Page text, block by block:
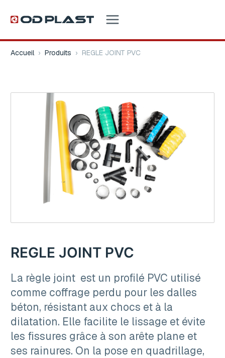
Accueil › Produits › REGLE JOINT PVC
REGLE JOINT PVC
La règle joint est un profilé PVC utilisé
comme coffrage perdu pour les dalles
béton, résistant aux chocs et à la
dilatation. Elle facilite le lissage et évite
les fissures grâce à son arête plane et
ses rainures. On la pose en quadrillage,